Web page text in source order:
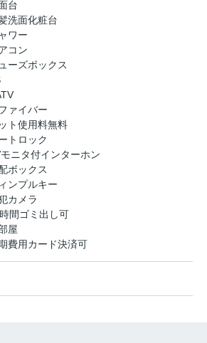
台
洗面化粧台
ワー
コン
ーズボックス
ァイバー
ト使用料無料
トロック
ニタ付インターホン
ボックス
ンプルキー
カメラ
間ゴミ出し可
屋
費用カード決済可